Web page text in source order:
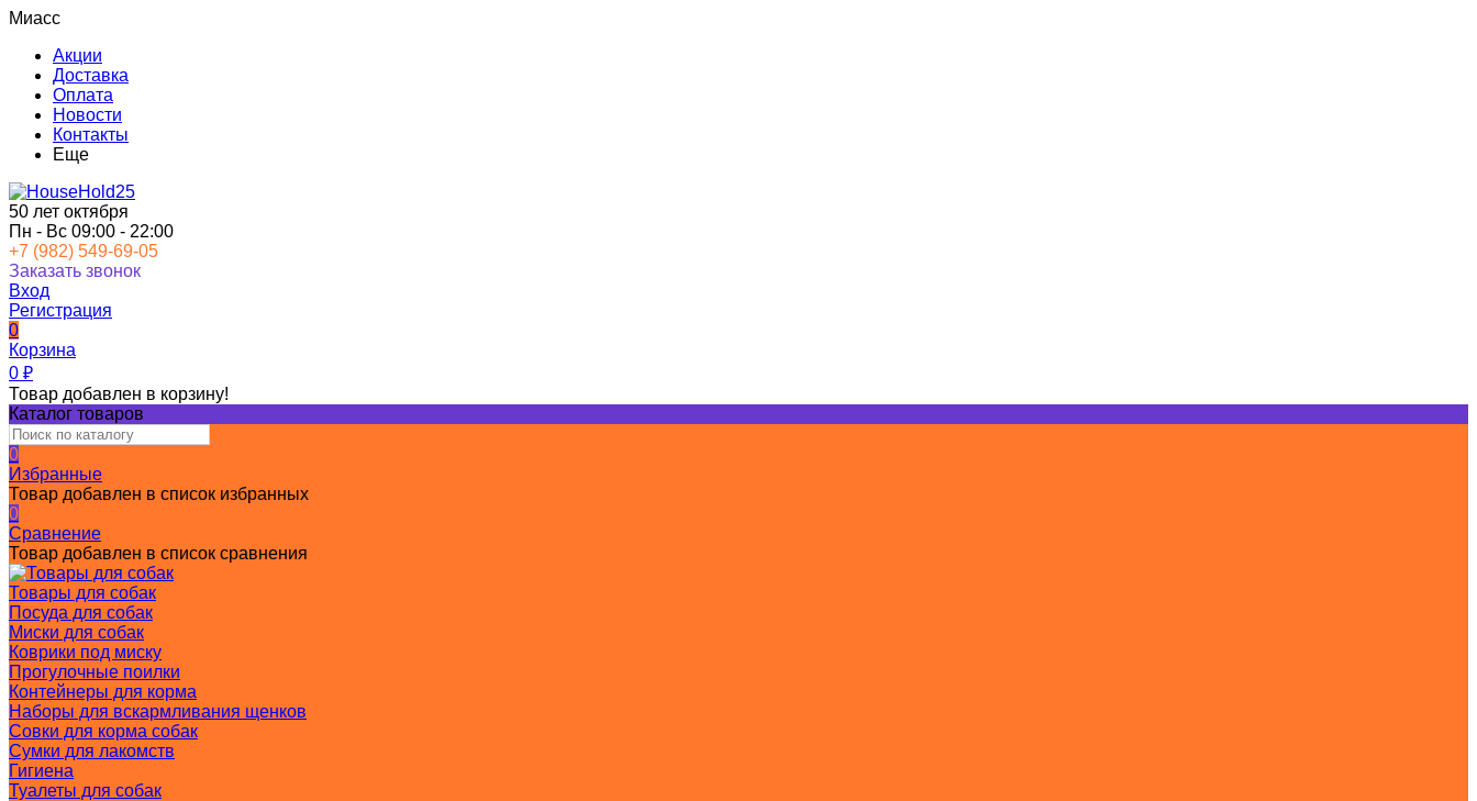
Миасс
Акции
Доставка
Оплата
Новости
Контакты
Еще
50 лет октября
Пн - Вс 09:00 - 22:00
+7 (982) 549-69-05
Заказать звонок
Вход
Регистрация
0
Корзина
0 ₽
Товар добавлен в корзину!
Каталог товаров
0
Избранные
Товар добавлен в список избранных
0
Сравнение
Товар добавлен в список сравнения
Товары для собак
Посуда для собак
Миски для собак
Коврики под миску
Прогулочные поилки
Контейнеры для корма
Наборы для вскармливания щенков
Совки для корма собак
Сумки для лакомств
Гигиена
Туалеты для собак